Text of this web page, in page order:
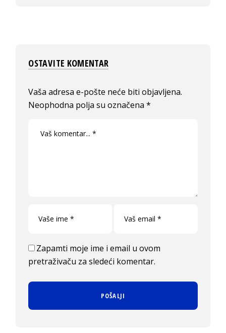
OSTAVITE KOMENTAR
Vaša adresa e-pošte neće biti objavljena.
Neophodna polja su označena*
Zapamti moje ime i email u ovom
pretraživaču za sledeći komentar.